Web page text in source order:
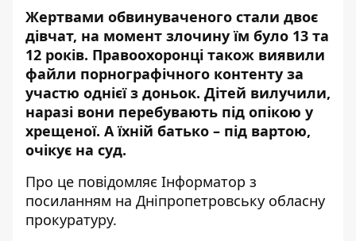
Жертвами обвинуваченого стали двоє
дівчат, на момент злочину їм було 13 та
12 років. Правоохоронці також виявили
файли порнографічного контенту за
участю однієї з доньок. Дітей вилучили,
наразі вони перебувають під опікою у
хрещеної. А їхній батько – під вартою,
очікує на суд.
Про це повідомляє Інформатор з
посиланням на Дніпропетровську обласну
прокуратуру.